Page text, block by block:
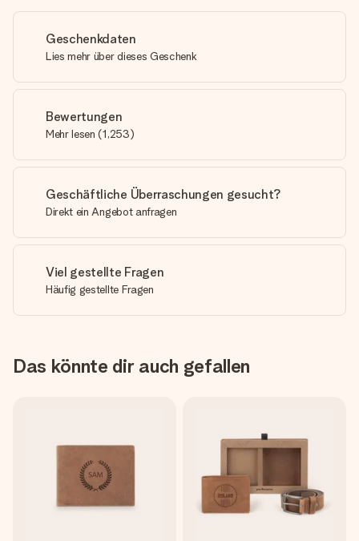
Geschenkdaten
Lies mehr über dieses Geschenk
Bewertungen
Mehr lesen (1,253)
Geschäftliche Überraschungen gesucht?
Direkt ein Angebot anfragen
Viel gestellte Fragen
Häufig gestellte Fragen
Das könnte dir auch gefallen